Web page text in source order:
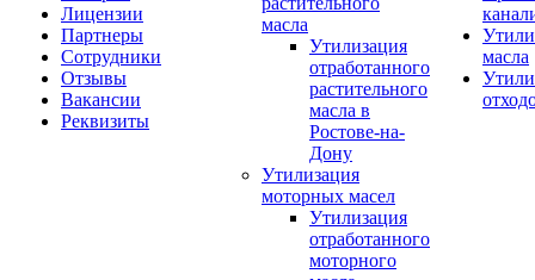
Лицензии
Партнеры
Сотрудники
Отзывы
Вакансии
Реквизиты
масла
Утилизация
отработанного
растительного
масла в
Ростове-на-
Дону
Утилизация
моторных масел
Утилизация
отработанного
моторного
масла